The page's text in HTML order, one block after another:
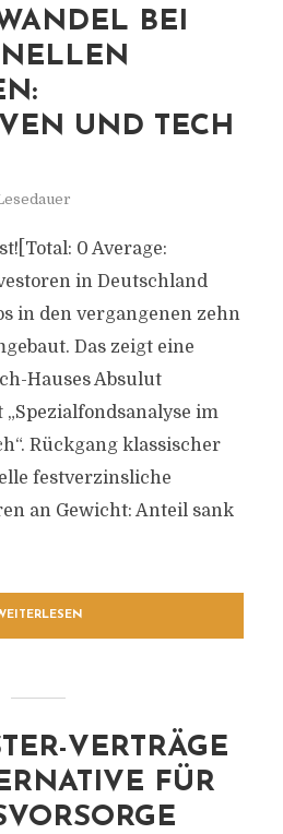
BEI
UND TECH
0 Average:
in Deutschland
in den vergangenen zehn
Das zeigt eine
Hauses Absulut
„Spezialfondsanalyse im
Rückgang klassischer
festverzinsliche
an Gewicht: Anteil sank
VERTRÄGE
FÜR